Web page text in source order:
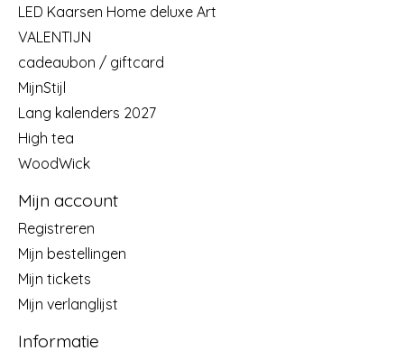
LED Kaarsen Home deluxe Art
VALENTIJN
cadeaubon / giftcard
MijnStijl
Lang kalenders 2027
High tea
WoodWick
Mijn account
Registreren
Mijn bestellingen
Mijn tickets
Mijn verlanglijst
Informatie